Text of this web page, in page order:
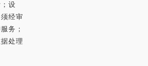
设
经审
务；
处理